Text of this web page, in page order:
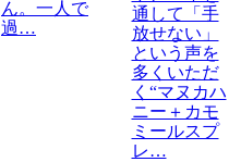
ん。一人で
過…
通して「手
放せない」
という声を
多くいただ
く“マヌカハ
ニー＋カモ
ミールスプ
レ…